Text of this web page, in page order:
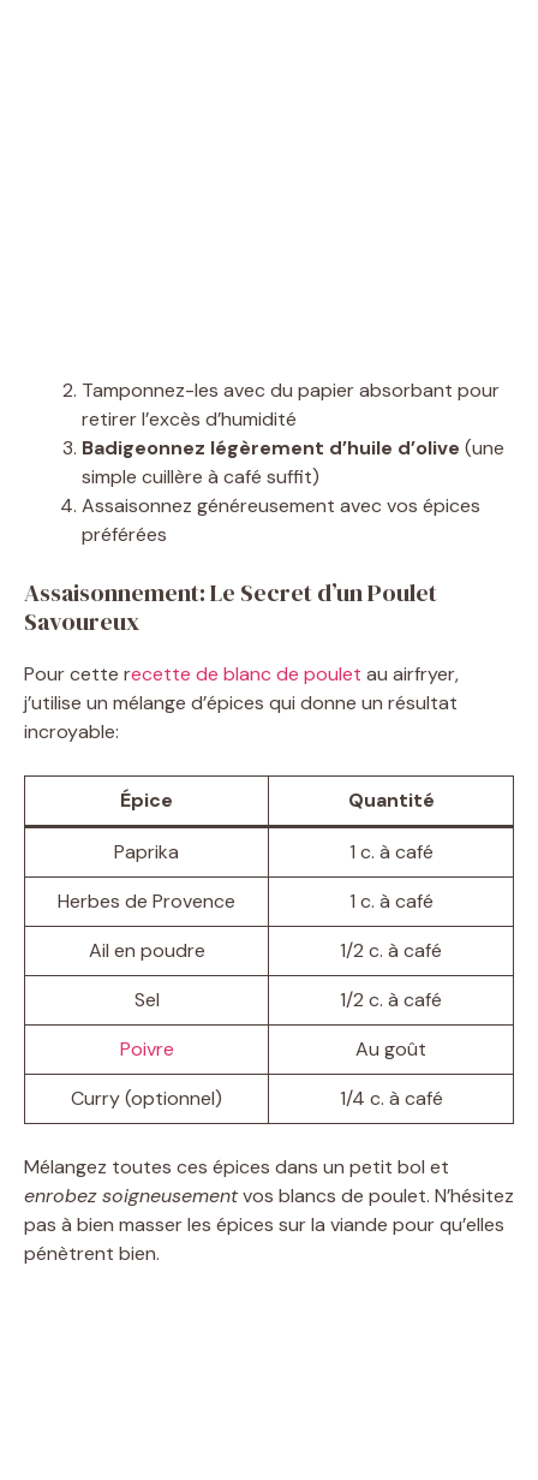
Tamponnez-les avec du papier absorbant pour
retirer l’excès d’humidité
Badigeonnez légèrement d’huile d’olive (une
simple cuillère à café suffit)
Assaisonnez généreusement avec vos épices
préférées
Assaisonnement: Le Secret d’un Poulet
Savoureux
Pour cette recette de blanc de poulet au airfryer,
j’utilise un mélange d’épices qui donne un résultat
incroyable:
Épice Quantité
Paprika
1 c. à café
Herbes de Provence
1 c. à café
Ail en poudre
1/2 c. à café
Sel
1/2 c. à café
Poivre
Au goût
Curry (optionnel)
1/4 c. à café
Mélangez toutes ces épices dans un petit bol et
enrobez soigneusementvos blancs de poulet. N’hésitez
pas à bien masser les épices sur la viande pour qu’elles
pénètrent bien.